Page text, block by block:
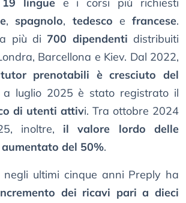
19 linguee i corsi più richiesti
, spagnolo, tedesco efrancese.
più di 700 dipendenti distribuiti
Barcellona e Kiev. Dal 2022,
prenotabili è cresciuto del
a luglio 2025 è stato registrato il
di utenti attivi. Tra ottobre 2024
inoltre, il valore lordo delle
del 50%.
negli ultimi cinque anni Preply ha
dei ricavi pari a dieci